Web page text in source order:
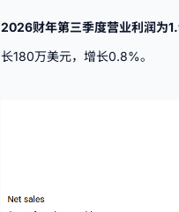
2026财年第三季度营业利润为
长180万美元，增长0.8%。